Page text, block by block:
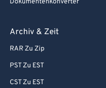
Dokumentenkonverter
Archiv & Zeit
RAR Zu Zip
PST Zu EST
CST Zu EST